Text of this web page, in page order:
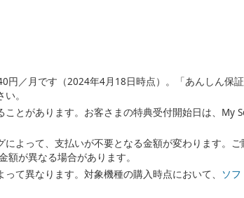
円／月です（2024年4月18日時点）。「あんしん保
。
とがあります。お客さまの特典受付開始日は、My
よって、支払いが不要となる金額が変わります。
が異なる場合があります。
て異なります。対象機種の購入時点において、 ソ